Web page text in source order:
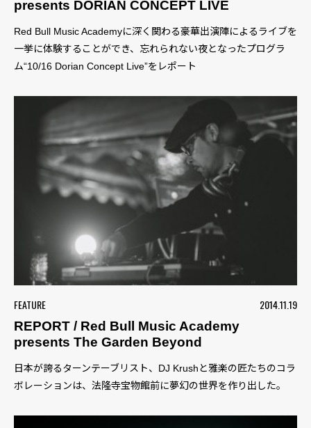
presents DORIAN CONCEPT LIVE
Red Bull Music Academyに深く関わる豪華出演陣によるライブを
一挙に体験することができ、忘れられない夜となったプログラ
ム“10/16 Dorian Concept Live”をレポート
FEATURE
2014.11.19
REPORT / Red Bull Music Academy
presents The Garden Beyond
日本が誇るターンテーブリスト、DJ Krushと雅楽の匠たちのコラ
ボレーションは、法隆寺宝物館前に夢幻の世界を作り出した。